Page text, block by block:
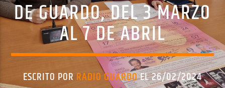
CANCIÓN ACTUAL
TÍTULO
DE GUARDO, DEL 3 MARZO
AL 7 DE ABRIL
ESCRITO POR RADIO GUARDOEL 26/02/2024